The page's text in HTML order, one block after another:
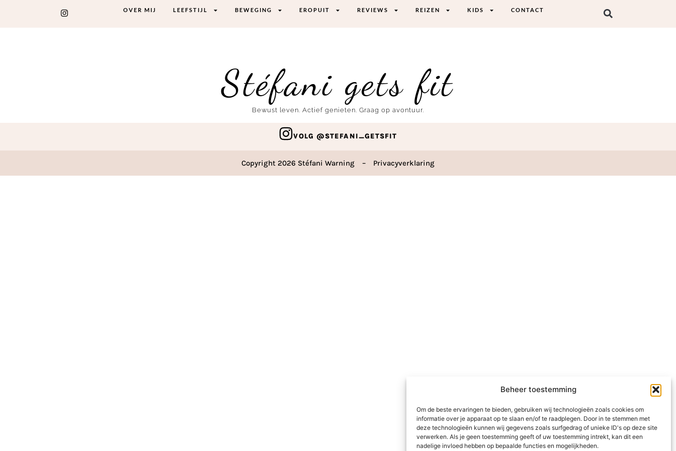
Beheer toestemming
Om de beste ervaringen te bieden, gebruiken wij technologieën zoals cookies om
informatie over je apparaat op te slaan en/of te raadplegen. Door in te stemmen met
deze technologieën kunnen wij gegevens zoals surfgedrag of unieke ID's op deze site
verwerken. Als je geen toestemming geeft of uw toestemming intrekt, kan dit een
nadelige invloed hebben op bepaalde functies en mogelijkheden.
OVER MIJ LEEFSTIJL BEWEGING EROPUIT REVIEWS REIZEN KIDS CONTACT
Stéfani gets fit
Bewust leven. Actief genieten. Graag op avontuur.
VOLG @STEFANI_GETSFIT
Copyright 2026 Stéfani Warning – Privacyverklaring